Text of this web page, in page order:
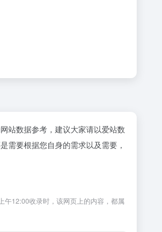
站数据参考，建议大家请以爱站数
需要根据您自身的需求以及需要，
午12:00收录时，该网页上的内容，都属